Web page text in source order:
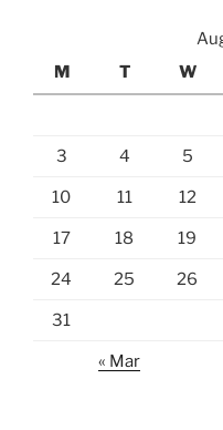
M
T W
3 4 5
10 11 12
17 18 19
24 25 26
31
« Mar